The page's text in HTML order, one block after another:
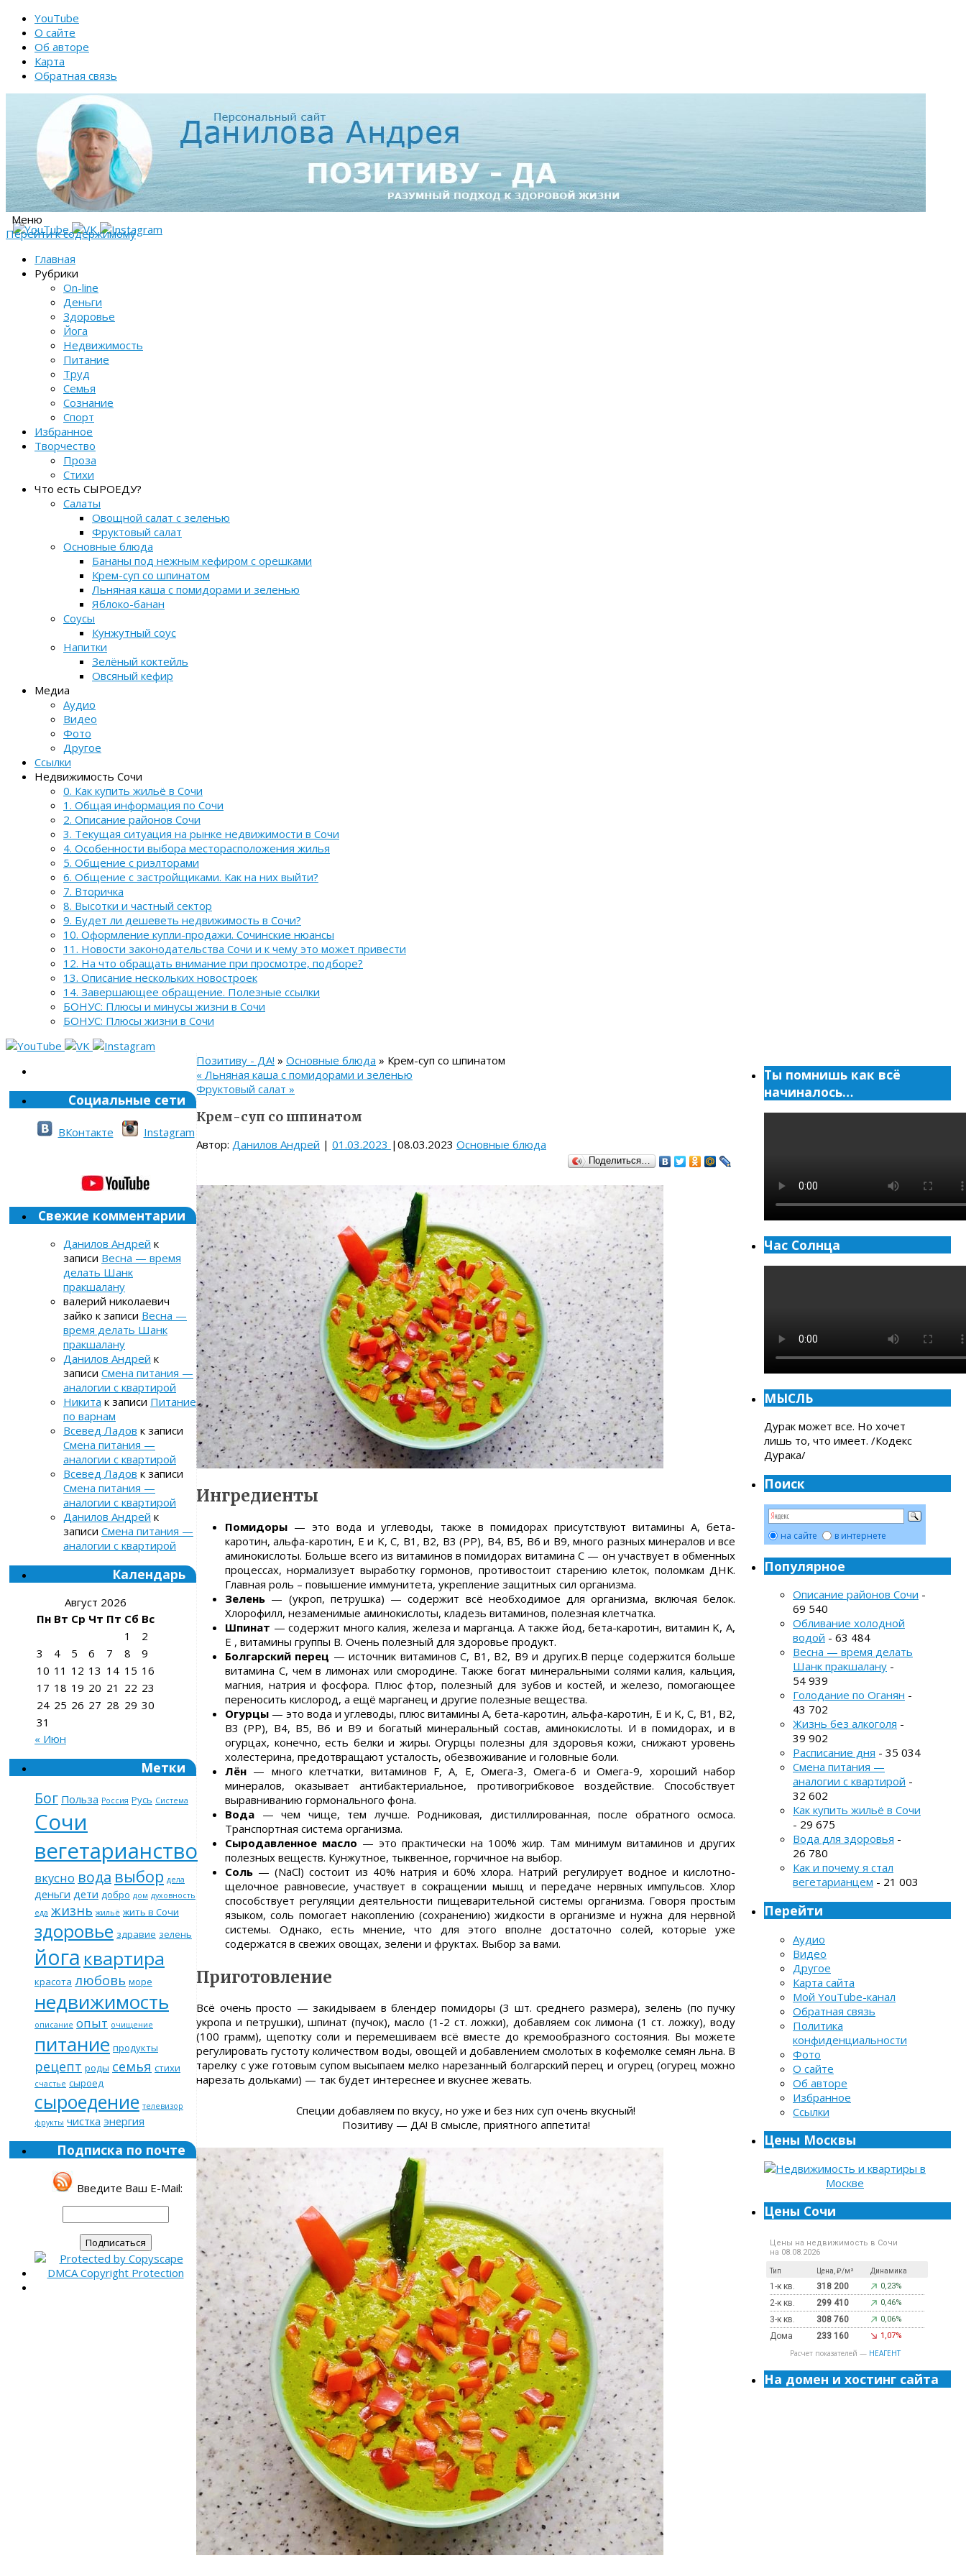
YouTube
О сайте
Об авторе
Карта
Обратная связь
Меню
Перейти к содержимому
Главная
Рубрики
On-line
Деньги
Здоровье
Йога
Недвижимость
Питание
Труд
Семья
Сознание
Спорт
Избранное
Творчество
Проза
Стихи
Что есть СЫРОЕДУ?
Салаты
Овощной салат с зеленью
Фруктовый салат
Основные блюда
Бананы под нежным кефиром с орешками
Крем-суп со шпинатом
Льняная каша с помидорами и зеленью
Яблоко-банан
Соусы
Кунжутный соус
Напитки
Зелёный коктейль
Овсяный кефир
Медиа
Аудио
Видео
Фото
Другое
Ссылки
Недвижимость Сочи
0. Как купить жильё в Сочи
1. Общая информация по Сочи
2. Описание районов Сочи
3. Текущая ситуация на рынке недвижимости в Сочи
4. Особенности выбора месторасположения жилья
5. Общение с риэлторами
6. Общение с застройщиками. Как на них выйти?
7. Вторичка
8. Высотки и частный сектор
9. Будет ли дешеветь недвижимость в Сочи?
10. Оформление купли-продажи. Сочинские нюансы
11. Новости законодательства Сочи и к чему это может привести
12. На что обращать внимание при просмотре, подборе?
13. Описание нескольких новостроек
14. Завершающее обращение. Полезные ссылки
БОНУС: Плюсы и минусы жизни в Сочи
БОНУС: Плюсы жизни в Сочи
Позитиву - ДА! » Основные блюда » Крем-суп со шпинатом
« Льняная каша с помидорами и зеленью
Фруктовый салат »
Крем-суп со шпинатом
Автор: Данилов Андрей | 01.03.2023 | 08.03.2023 Основные блюда
Поделиться…
Ингредиенты
Помидоры — это вода и углеводы, также в помидорах присутствуют витамины A, бета-
каротин, альфа-каротин, E и K, C, B1, B2, B3 (PP), B4, B5, B6 и B9, много разных минералов и все
аминокислоты. Больше всего из витаминов в помидорах витамина C — он участвует в обменных
процессах, нормализует выработку гормонов, противостоит старению клеток, поломкам ДНК.
Главная роль – повышение иммунитета, укрепление защитных сил организма.
Зелень — (укроп, петрушка) — содержит всё необходимое для организма, включая белок.
Хлорофилл, незаменимые аминокислоты, кладезь витаминов, полезная клетчатка.
Шпинат — содержит много калия, железа и марганца. А также йод, бета-каротин, витамин K, A,
E , витамины группы В. Очень полезный для здоровье продукт.
Болгарский перец — источник витаминов С, В1, В2, В9 и других.В перце содержится больше
витамина С, чем в лимонах или смородине. Также богат минеральными солями калия, кальция,
магния, натрия и фосфора. Плюс фтор, полезный для зубов и костей, и железо, помогающее
переносить кислород, а ещё марганец и другие полезные вещества.
Огурцы — это вода и углеводы, плюс витамины A, бета-каротин, альфа-каротин, E и K, C, B1, B2,
B3 (PP), B4, B5, B6 и B9 и богатый минеральный состав, аминокислоты. И в помидорах, и в
огурцах, конечно, есть белки и жиры. Огурцы полезны для здоровья кожи, снижают уровень
холестерина, предотвращают усталость, обезвоживание и головные боли.
Лён — много клетчатки, витаминов F, A, E, Омега-3, Омега-6 и Омега-9, хороший набор
минералов, оказывает антибактериальное, противогрибковое воздействие. Способствует
выравниванию гормонального фона.
Вода — чем чище, тем лучше. Родниковая, дистиллированная, после обратного осмоса.
Транспортная система организма.
Сыродавленное масло — это практически на 100% жир. Там минимум витаминов и других
полезных веществ. Кунжутное, тыквенное, горчичное на выбор.
Соль — (NaCl) состоит из 40% натрия и 60% хлора. Натрий регулирует водное и кислотно-
щелочное равновесие, участвует в сокращении мышц и передаче нервных импульсов. Хлор
способствует регуляции деятельности пищеварительной системы организма. Говоря простым
языком, соль помогает накоплению (сохранению) жидкости в организме и нужна для нервной
системы. Однако, есть мнение, что для этого вполне достаточно солей, которые уже
содержатся в свежих овощах, зелени и фруктах. Выбор за вами.
Приготовление
Всё очень просто — закидываем в блендер помидоры (3 шт. среднего размера), зелень (по пучку
укропа и петрушки), шпинат (пучок), масло (1-2 ст. ложки), добавляем сок лимона (1 ст. ложку), воду
(100 грамм), щепотку соли и перемешиваем всё вместе до кремообразного состояния. Вы можете
регулировать густоту количеством воды, овощей и добавлением смолотых в кофемолке семян льна. В
тарелку с уже готовым супом высыпаем мелко нарезанный болгарский перец и огурец (огурец можно
нарезать дольками) — так будет интереснее и вкуснее жевать.
Специи добавляем по вкусу, но уже и без них суп очень вкусный!
Позитиву — ДА! В смысле, приятного аппетита!
Социальные сети
ВКонтакте Instagram
Свежие комментарии
Данилов Андрей к
записи Весна — время
делать Шанк
пракшалану
валерий николаевич
зайко к записи Весна —
время делать Шанк
пракшалану
Данилов Андрей к
записи Смена питания —
аналогии с квартирой
Никита к записи Питание
по варнам
Всевед Ладов к записи
Смена питания —
аналогии с квартирой
Всевед Ладов к записи
Смена питания —
аналогии с квартирой
Данилов Андрей к
записи Смена питания —
аналогии с квартирой
Календарь
Август 2026
Пн Вт Ср Чт Пт Сб Вс
1
2
3
4 5 6 7 8
9
10 11 12 13 14 15 16
17 18 19 20 21 22 23
24 25 26 27 28 29 30
31
« Июн
Метки
Бог Польза Россия Русь Система
Сочи
вегетарианство
вкусно вода выбор дела
деньги дети добро дом духовность
еда жизнь жильё жить в Сочи
здоровье здравие зелень
йога квартира
красота любовь море
недвижимость
описание опыт очищение
питание продукты
рецепт роды семья стихи
счастье сыроед
сыроедение телевизор
фрукты чистка энергия
Подписка по почте
Введите Ваш E-Mail:
Ты помнишь как всё
начиналось…
Час Солнца
МЫСЛЬ
Дурак может все. Но хочет
лишь то, что имеет. /Кодекс
Дурака/
Поиск
на сайте в интернете
Популярное
Описание районов Сочи -
69 540
Обливание холодной
водой - 63 484
Весна — время делать
Шанк пракшалану -
54 939
Голодание по Оганян -
43 702
Жизнь без алкоголя -
39 902
Расписание дня - 35 034
Смена питания —
аналогии с квартирой -
32 602
Как купить жильё в Сочи
- 29 675
Вода для здоровья -
26 780
Как и почему я стал
вегетарианцем - 21 003
Перейти
Аудио
Видео
Другое
Карта сайта
Мой YouTube-канал
Обратная связь
Политика
конфиденциальности
Фото
О сайте
Об авторе
Избранное
Ссылки
Цены Москвы
Цены Сочи
Цены на недвижимость в Сочи
на 08.08.2026
Тип Цена, ₽/м² Динамика
1-к кв. 318 200 0,23%
2-к кв. 299 410 0,46%
3-к кв. 308 760 0,06%
Дома 233 160 1,07%
Расчет показателей — НЕАГЕНТ
На домен и хостинг сайта